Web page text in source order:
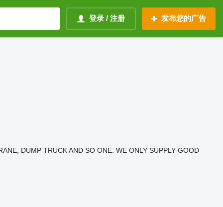
登录 / 注册 发布您的广告
DUMP TRUCK AND SO ONE. WE ONLY SUPPLY GOOD